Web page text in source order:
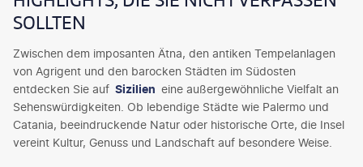
SOLLTEN
Zwischen dem imposanten Ätna, den antiken Tempelanlagen
von Agrigent und den barocken Städten im Südosten
entdecken Sie auf Sizilien eine außergewöhnliche Vielfalt an
Sehenswürdigkeiten. Ob lebendige Städte wie Palermo und
Catania, beeindruckende Natur oder historische Orte, die Insel
vereint Kultur, Genuss und Landschaft auf besondere Weise.